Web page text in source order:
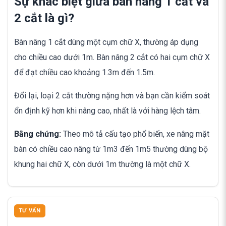
2 cắt là gì?
Bàn nâng 1 cắt dùng một cụm chữ X, thường áp dụng
cho chiều cao dưới 1m. Bàn nâng 2 cắt có hai cụm chữ X
để đạt chiều cao khoảng 1.3m đến 1.5m.
Đổi lại, loại 2 cắt thường nặng hơn và bạn cần kiểm soát
ổn định kỹ hơn khi nâng cao, nhất là với hàng lệch tâm.
Bằng chứng: Theo mô tả cấu tạo phổ biến, xe nâng mặt
bàn có chiều cao nâng từ 1m3 đến 1m5 thường dùng bộ
khung hai chữ X, còn dưới 1m thường là một chữ X.
TƯ VẤN